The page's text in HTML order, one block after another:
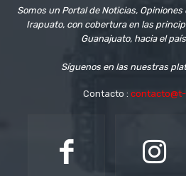
Somos un Portal de Noticias,
Irapuato, con cobertura en las
Guanajuato, hacia el
Síguenos en las nuestras
Contacto :